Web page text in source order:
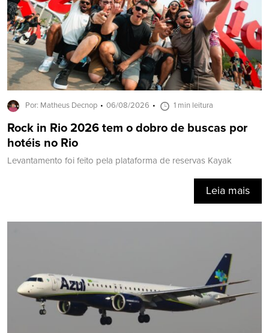
Por: Matheus Decnop 06/08/2026 1 min leitura
Rock in Rio 2026 tem o dobro de buscas por
hotéis no Rio
Levantamento foi feito pela plataforma de reservas Kayak
Leia mais